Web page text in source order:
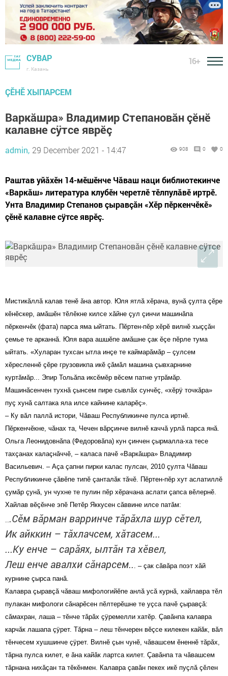
СУВАР
г. Казань
16+
ÇӖНӖ ХЫПАРСЕМ
Варкăшра» Владимир Степановăн çĕнĕ
калавне сÿтсе яврĕç
admin, 29 December 2021 - 14:47 908 0 0
Раштав уйăхĕн 14-мĕшĕнче Чăваш наци библиотекинче
«Варкăш» литература клубĕн черетлĕ тĕлпулăвӗ иртрĕ.
Унта Владимир Степанов çыравçăн «Хĕр пĕркенчĕкĕ»
çĕнĕ калавне сÿтсе яврĕç.
Мистикăллă калав тенĕ ăна автор. Юля ятлă хĕрача, вунă çулта çĕре
кĕнĕскер, амăшĕн тĕлĕкне килсе хăйне çул çинчи машинăпа
пĕркенчĕк (фата) парса яма ыйтать. Пĕртен-пĕр хĕрĕ вилнĕ хыççăн
çемье те арканнă. Юля вара ашшĕпе амăшне çак ĕçе пĕрле тума
ыйтать. «Хуларан тухсан ытла инçе те каймарăмăр – çулсем
хĕресленнĕ çĕре грузовикпа икĕ çăмăл машина çывхарнине
куртăмăр... Эпир Тольăпа иксĕмĕр вĕсем патне утрăмăр.
Машинăсенчен тухнă çынсем пире сывлăх сунчĕç, «хĕрÿ точкăра»
пуç хунă салтака яла илсе кайнине каларĕç».
– Ку вăл паллă истори, Чăваш Республикинче пулса иртнĕ.
Пĕркенчĕкне, чăнах та, Чечен вăрçинче вилнĕ каччă урлă парса янă.
Ольга Леонидовнăпа (Федоровăпа) кун çинчен çырмалла-ха тесе
тахçанах калаçнăччĕ, – каласа пачĕ «Варкăшра» Владимир
Васильевич. – Аçа çапни пирки калас пулсан, 2010 çулта Чăваш
Республикинче çăвĕпе типĕ çанталăк тăчĕ. Пĕртен-пĕр хут аслатиллĕ
çумăр çунă, ун чухне те пулин пĕр хĕрачана аслати çапса вĕлернĕ.
Хайлав вĕçĕнче эпĕ Петĕр Яккусен сăввине илсе патăм:
...Сĕм вăрман варринче тăрăхла шур сĕтел,
Ик айккин – тăхлачсем, хăтасем...
...Ку енче – сарăях, ылтăн та хĕвел,
Леш енче авалхи сăнарсем.. . – çак сăвăра поэт хăй
курнине çырса панă.
Калавра çыравçă чăваш мифологийĕпе анлă усă курнă, хайлавра тĕл
пулакан мифологи сăнарĕсен пĕлтерĕшне те уçса пачĕ çыравçă:
сăмахран, лаша – тĕнче тăрăх çÿремелли хатĕр. Çавăнпа калавра
карчăк лашапа çÿрет. Тăрна – леш тĕнчерен вĕçсе килекен кайăк, вăл
тĕнчесем хушшинче çÿрет. Вилнĕ çын чунĕ, чăвашсем ĕненнĕ тăрăх,
тăрна пулса килет, е ăна кайăк лартса килет. Çавăнпа та чăвашсем
тăрнана нихăçан та тĕкĕнмен. Калавра çавăн пекех икĕ пуçлă çĕлен